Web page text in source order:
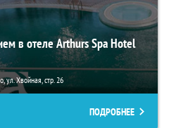
в отеле Arthurs Spa Hotel
ул. Хвойная, стр. 26
ПОДРОБНЕЕ